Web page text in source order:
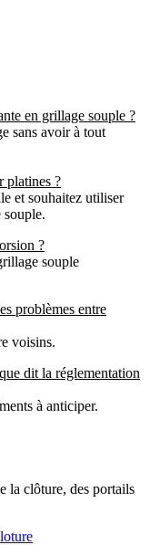
en grillage souple ?
sans avoir à tout
platines ?
et souhaitez utiliser
souple.
?
souple
problèmes entre
voisins.
dit la réglementation
à anticiper.
la clôture, des portails